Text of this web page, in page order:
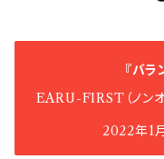
『バ
EARU-FIRST（ノン
2022年1